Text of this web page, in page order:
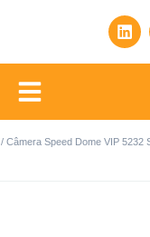
/ Câmera Speed Dome VIP 5232